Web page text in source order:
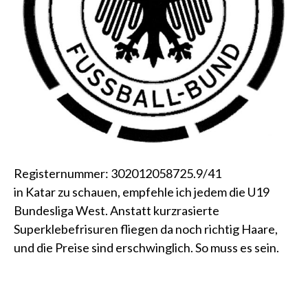
Registernummer: 302012058725.9/41
in Katar zu schauen, empfehle ich jedem die U19
Bundesliga West. Anstatt kurzrasierte
Superklebefrisuren fliegen da noch richtig Haare,
und die Preise sind erschwinglich. So muss es sein.